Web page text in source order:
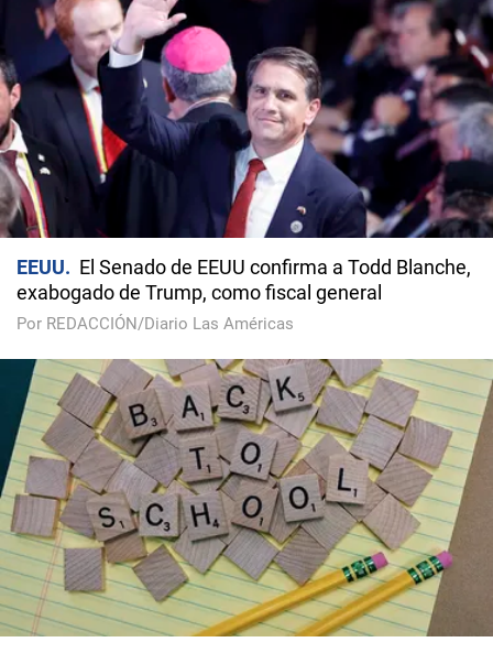
EEUU
El Senado de EEUU confirma a Todd Blanche,
exabogado de Trump, como fiscal general
Por REDACCIÓN/Diario Las Américas